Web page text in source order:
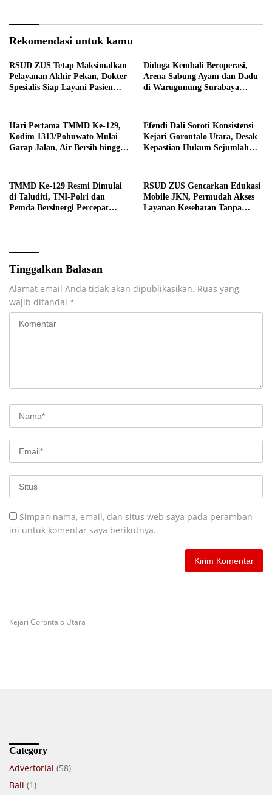
Rekomendasi untuk kamu
RSUD ZUS Tetap Maksimalkan
Pelayanan Akhir Pekan, Dokter
Spesialis Siap Layani Pasien
Diduga Kembali Beroperasi,
Arena Sabung Ayam dan Dadu
di Warugunung Surabaya
Hari Pertama TMMD Ke-129,
Kodim 1313/Pohuwato Mulai
Garap Jalan, Air Bersih hingga
Efendi Dali Soroti Konsistensi
Kejari Gorontalo Utara, Desak
Kepastian Hukum Sejumlah
TMMD Ke-129 Resmi Dimulai
di Taluditi, TNI-Polri dan
Pemda Bersinergi Percepat
RSUD ZUS Gencarkan Edukasi
Mobile JKN, Permudah Akses
Layanan Kesehatan Tanpa
Tinggalkan Balasan
Alamat email Anda tidak akan dipublikasikan. Ruas yang
wajib ditandai *
Simpan nama, email, dan situs web saya pada peramban
ini untuk komentar saya berikutnya.
Kejari Gorontalo Utara
Category
Advertorial (58)
Bali (1)